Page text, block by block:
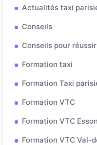
Actualités taxi
Conseils
Conseils pour
Formation taxi
Formation Taxi
Formation VTC
Formation VTC
Formation VTC Val-